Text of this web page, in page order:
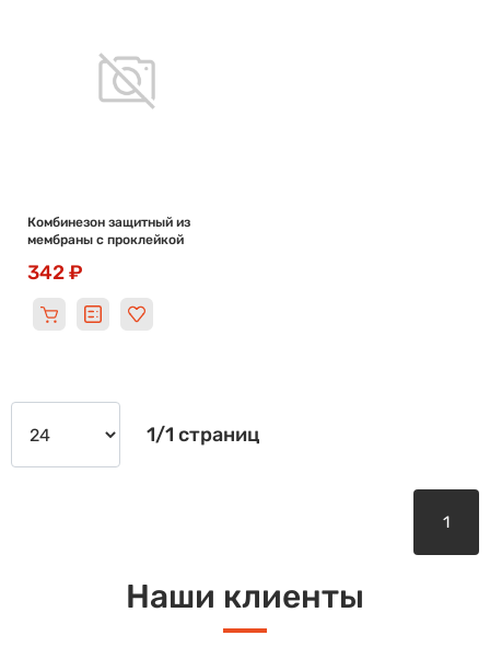
Комбинезон защитный из
мембраны с проклейкой
342 ₽
1/1 страниц
1
Наши клиенты